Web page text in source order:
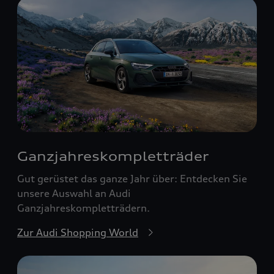
Ganzjahreskomplett­räder
Gut gerüstet das ganze Jahr über: Entdecken Sie
unsere Auswahl an Audi
Ganzjahreskompletträdern.
Zur Audi Shopping World